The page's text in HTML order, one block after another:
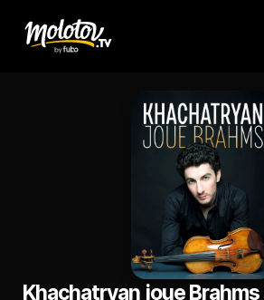
Khachatryan joue Brahms